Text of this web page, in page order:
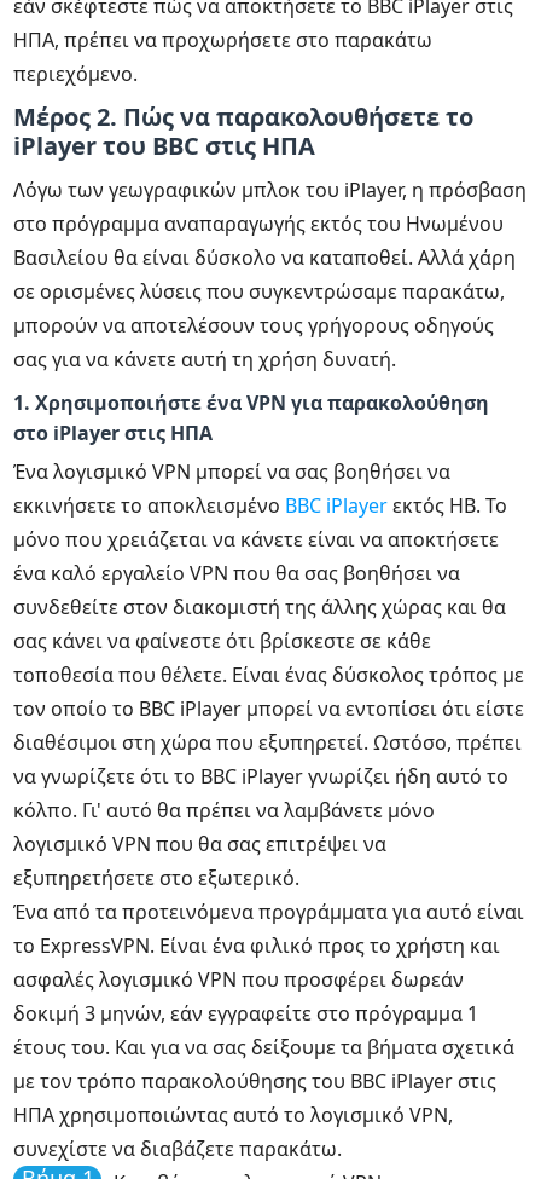
εάν σκέφτεστε πώς να αποκτήσετε το BBC iPlayer στις
ΗΠΑ, πρέπει να προχωρήσετε στο παρακάτω
περιεχόμενο.
Μέρος 2. Πώς να παρακολουθήσετε το
iPlayer του BBC στις ΗΠΑ
Λόγω των γεωγραφικών μπλοκ του iPlayer, η πρόσβαση
στο πρόγραμμα αναπαραγωγής εκτός του Ηνωμένου
Βασιλείου θα είναι δύσκολο να καταποθεί. Αλλά χάρη
σε ορισμένες λύσεις που συγκεντρώσαμε παρακάτω,
μπορούν να αποτελέσουν τους γρήγορους οδηγούς
σας για να κάνετε αυτή τη χρήση δυνατή.
1. Χρησιμοποιήστε ένα VPN για παρακολούθηση
στο iPlayer στις ΗΠΑ
Ένα λογισμικό VPN μπορεί να σας βοηθήσει να
εκκινήσετε το αποκλεισμένο BBC iPlayerεκτός ΗΒ. Το
μόνο που χρειάζεται να κάνετε είναι να αποκτήσετε
ένα καλό εργαλείο VPN που θα σας βοηθήσει να
συνδεθείτε στον διακομιστή της άλλης χώρας και θα
σας κάνει να φαίνεστε ότι βρίσκεστε σε κάθε
τοποθεσία που θέλετε. Είναι ένας δύσκολος τρόπος με
τον οποίο το BBC iPlayer μπορεί να εντοπίσει ότι είστε
διαθέσιμοι στη χώρα που εξυπηρετεί. Ωστόσο, πρέπει
να γνωρίζετε ότι το BBC iPlayer γνωρίζει ήδη αυτό το
κόλπο. Γι' αυτό θα πρέπει να λαμβάνετε μόνο
λογισμικό VPN που θα σας επιτρέψει να
εξυπηρετήσετε στο εξωτερικό.
Ένα από τα προτεινόμενα προγράμματα για αυτό είναι
το ExpressVPN. Είναι ένα φιλικό προς το χρήστη και
ασφαλές λογισμικό VPN που προσφέρει δωρεάν
δοκιμή 3 μηνών, εάν εγγραφείτε στο πρόγραμμα 1
έτους του. Και για να σας δείξουμε τα βήματα σχετικά
με τον τρόπο παρακολούθησης του BBC iPlayer στις
ΗΠΑ χρησιμοποιώντας αυτό το λογισμικό VPN,
συνεχίστε να διαβάζετε παρακάτω.